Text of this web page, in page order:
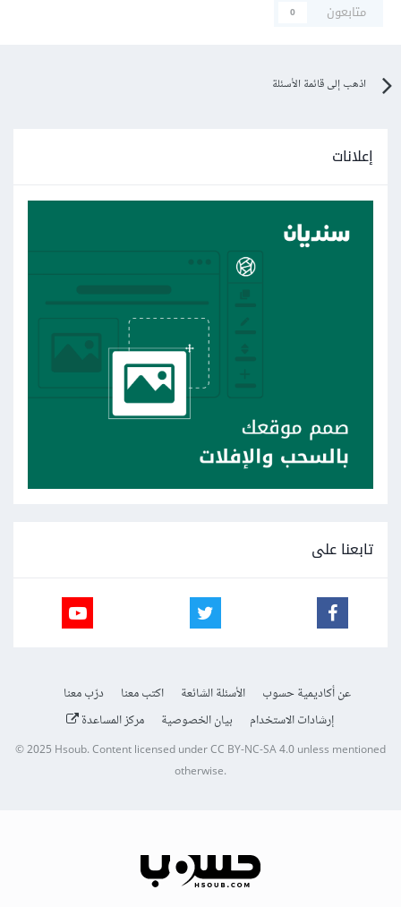
متابعون
0
اذهب إلى قائمة الأسئلة
إعلانات
تابعنا على
عن أكاديمية حسوب الأسئلة الشائعة اكتب معنا
درّب معنا
إرشادات الاستخدام
بيان الخصوصية مركز المساعدة
© 2025Hsoub.Content licensed underCC BY-NC-SA 4.0unless mentioned
otherwise.